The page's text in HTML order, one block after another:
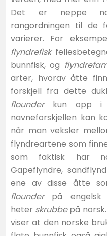
Det er neppe
rangordningen til de
varierer. For
flyndrefisk
bunnfisk, og
arter, hvorav åtte
forskjell fra dette
flounderkun opp i
navneforskjellen kan
når man veksler
flyndreartene som
som faktisk har
Gapeflyndre,
ene av disse åtte
flounderpå engelsk
heter skrubbepå
viser at den norske